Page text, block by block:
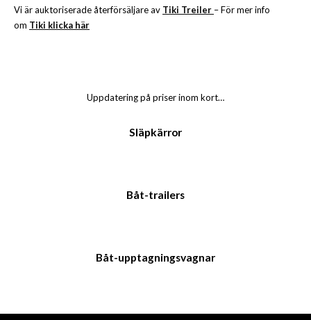
Vi är auktoriserade återförsäljare av Tiki Treiler – För mer info
om Tiki klicka här
Uppdatering på priser inom kort…
Släpkärror
Båt-trailers
Båt-upptagningsvagnar